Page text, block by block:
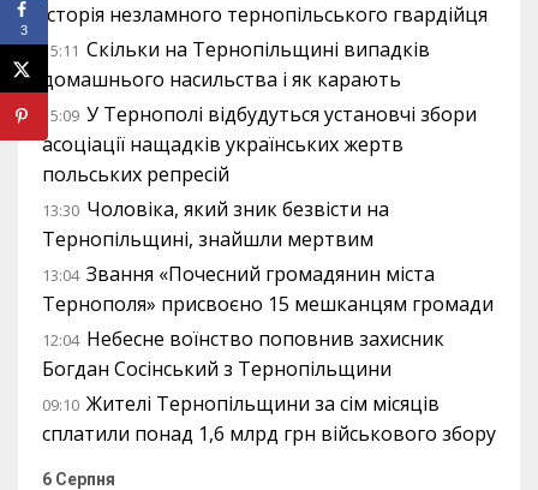
історія незламного тернопільського гвардійця
15:11 Скільки на Тернопільщині випадків
домашнього насильства і як карають
15:09 У Тернополі відбудуться установчі збори
асоціації нащадків українських жертв
польських репресій
13:30 Чоловіка, який зник безвісти на
Тернопільщині, знайшли мертвим
13:04 Звання «Почесний громадянин міста
Тернополя» присвоєно 15 мешканцям громади
12:04 Небесне воїнство поповнив захисник
Богдан Сосінський з Тернопільщини
09:10 Жителі Тернопільщини за сім місяців
сплатили понад 1,6 млрд грн військового збору
6 Серпня
3